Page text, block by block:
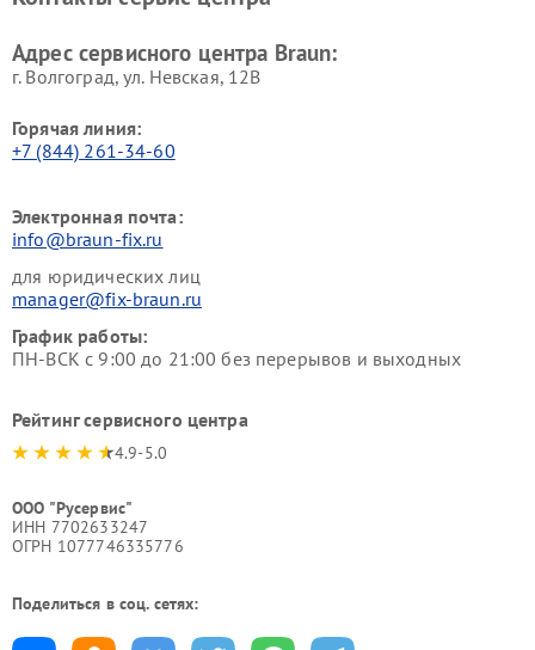
Адрес сервисного центра Braun:
г. Волгоград, ул. Невская, 12В
Горячая линия:
+7 (844) 261-34-60
Электронная почта:
info@braun-fix.ru
для юридических лиц
manager@fix-braun.ru
График работы:
ПН-ВСК с 9:00 до 21:00 без перерывов и выходных
Рейтинг сервисного центра
4.9-5.0
ООО "Русервис"
ИНН 7702633247
ОГРН 1077746335776
Поделиться в соц. сетях: